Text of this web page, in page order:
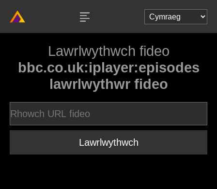
Lawrlwythwch fideo
bbc.co.uk:iplayer:episodes
lawrlwythwr fideo
Lawrlwythwch